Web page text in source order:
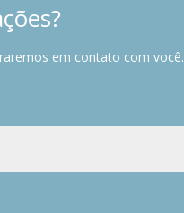
em contato com você.